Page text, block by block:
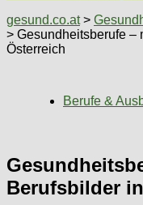
gesund.co.at>
> Gesundheitsberufe –
Österreich
Berufe &
Berufsbilder